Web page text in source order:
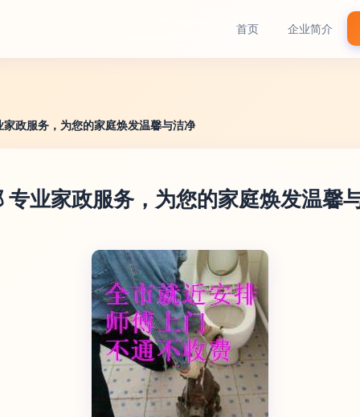
首页 企业简介
政服务，为您的家庭焕发温馨与洁净
业家政服务，为您的家庭焕发温馨